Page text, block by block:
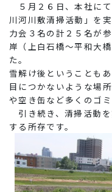
海外事業
NISEKO PROJECTS
５月２６日、本社に
川河川敷清掃活動」を
力会３名の計２５名が
岸（上白石橋～平和大
た。
雪解け後ということも
目につかないような場
や空き缶など多くのゴ
引き続き、清掃活動
する所存です。